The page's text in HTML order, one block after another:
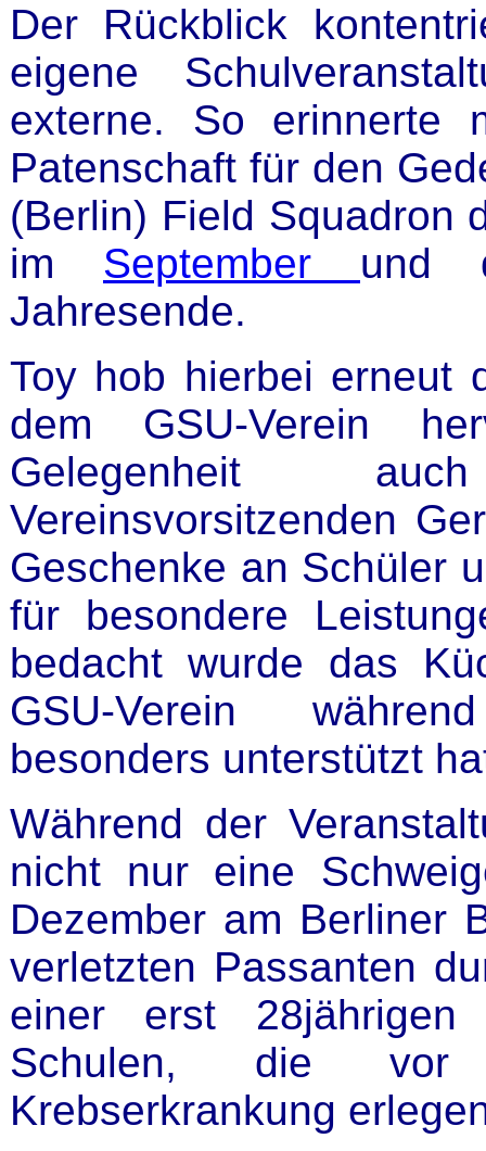
Der Rückblick
eigene
externe. So erinnerte
Patenschaft für den
(Berlin) Field Squadron
im September und
Jahresende.
Toy hob hierbei erneut
dem GSU-Verein
Gelegenheit
Vereinsvorsitzenden
Geschenke an Schüler
für besondere
bedacht wurde das
GSU-Verein
besonders unterstützt
Während der
nicht nur eine
Dezember am Berliner
verletzten Passanten
einer erst 28jährigen
Schulen, die vor
Krebserkrankung